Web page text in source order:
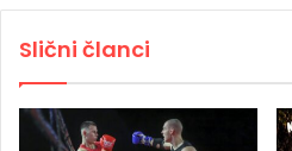
Slični članci